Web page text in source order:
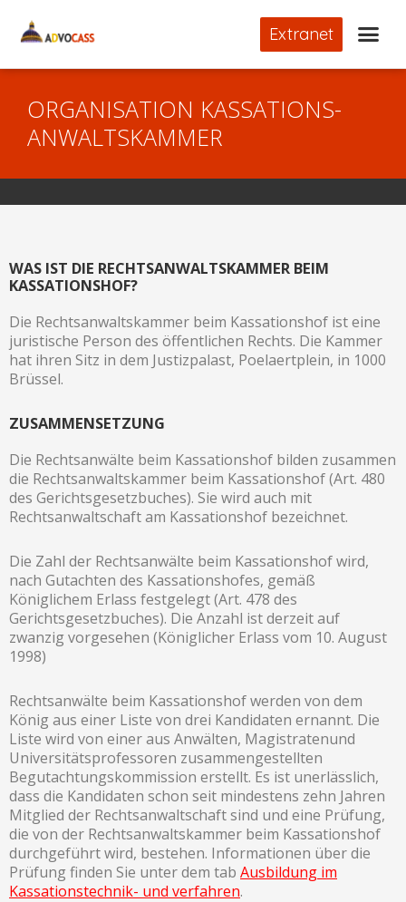
Extranet
ORGANISATION KASSATIONS-
ANWALTSKAMMER
WAS IST DIE RECHTSANWALTSKAMMER BEIM
KASSATIONSHOF?
Die Rechtsanwaltskammer beim Kassationshof ist eine
juristische Person des öffentlichen Rechts. Die Kammer
hat ihren Sitz in dem Justizpalast, Poelaertplein, in 1000
Brüssel.
ZUSAMMENSETZUNG
Die Rechtsanwälte beim Kassationshof bilden zusammen
die Rechtsanwaltskammer beim Kassationshof (Art. 480
des Gerichtsgesetzbuches). Sie wird auch mit
Rechtsanwaltschaft am Kassationshof bezeichnet.
Die Zahl der Rechtsanwälte beim Kassationshof wird,
nach Gutachten des Kassationshofes, gemäß
Königlichem Erlass festgelegt (Art. 478 des
Gerichtsgesetzbuches). Die Anzahl ist derzeit auf
zwanzig vorgesehen (Königlicher Erlass vom 10. August
1998)
Rechtsanwälte beim Kassationshof werden von dem
König aus einer Liste von drei Kandidaten ernannt. Die
Liste wird von einer aus Anwälten, Magistratenund
Universitätsprofessoren zusammengestellten
Begutachtungskommission erstellt. Es ist unerlässlich,
dass die Kandidaten schon seit mindestens zehn Jahren
Mitglied der Rechtsanwaltschaft sind und eine Prüfung,
die von der Rechtsanwaltskammer beim Kassationshof
durchgeführt wird, bestehen. Informationen über die
Prüfung finden Sie unter dem tab Ausbildung im
Kassationstechnik- und verfahren.